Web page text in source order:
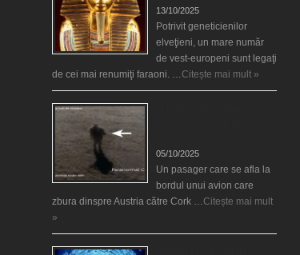
13/10/2025
Potrivit geneticienilor
elveţieni, un mare număr
de vest-europeni sunt legaţi
de cei mai renumiţi faraoni. …Citește mai mult »
05/10/2025
Un pasager care se afla la
bordul unui avion care
zbura dinspre Austria către Cork …Citește mai mult
»